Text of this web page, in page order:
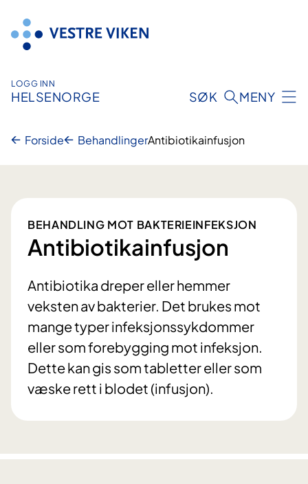
innhold
LOGG INN
HELSENORGE SØK MENY
Forside BehandlingerAntibiotikainfusjon
BEHANDLING MOT BAKTERIEINFEKSJON
Antibiotikainfusjon
Antibiotika dreper eller hemmer
veksten av bakterier. Det brukes mot
mange typer infeksjonssykdommer
eller som forebygging mot infeksjon.
Dette kan gis som tabletter eller som
væske rett i blodet (infusjon).